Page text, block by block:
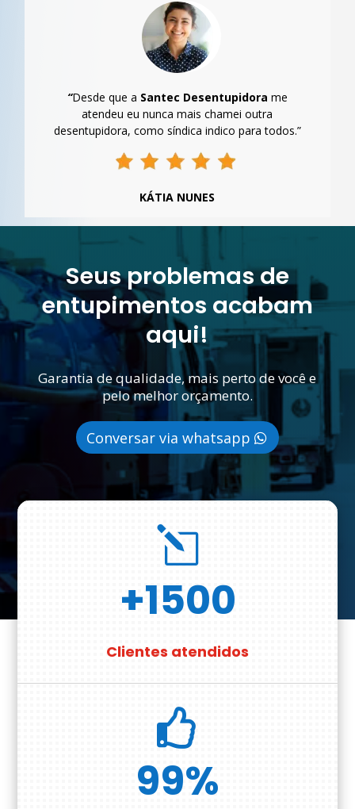
“Desde que a Santec Desentupidora me
atendeu eu nunca mais chamei outra
desentupidora, como síndica indico para todos.”
KÁTIA NUNES
Seus problemas de
entupimentos acabam
aqui!
Garantia de qualidade, mais perto de você e
pelo melhor orçamento.
Conversar via whatsapp
l
+1500
Clientes atendidos

99%